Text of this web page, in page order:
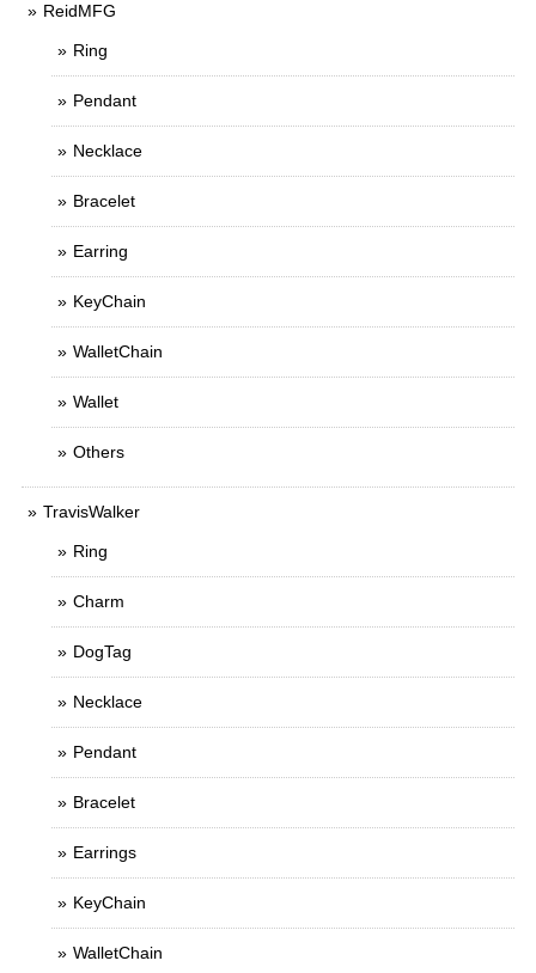
ReidMFG
Ring
Pendant
Necklace
Bracelet
Earring
KeyChain
WalletChain
Wallet
Others
TravisWalker
Ring
Charm
DogTag
Necklace
Pendant
Bracelet
Earrings
KeyChain
WalletChain